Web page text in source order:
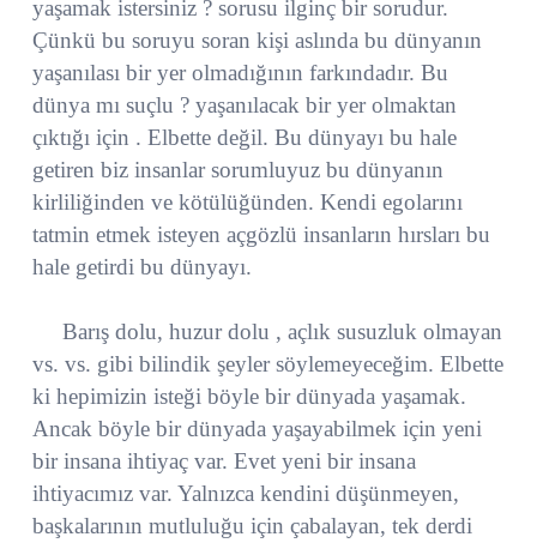
yaşamak istersiniz ? sorusu ilginç bir sorudur.
Çünkü bu soruyu soran kişi aslında bu dünyanın
yaşanılası bir yer olmadığının farkındadır. Bu
dünya mı suçlu ? yaşanılacak bir yer olmaktan
çıktığı için . Elbette değil. Bu dünyayı bu hale
getiren biz insanlar sorumluyuz bu dünyanın
kirliliğinden ve kötülüğünden. Kendi egolarını
tatmin etmek isteyen açgözlü insanların hırsları bu
hale getirdi bu dünyayı.
Barış dolu, huzur dolu , açlık susuzluk olmayan
vs. vs. gibi bilindik şeyler söylemeyeceğim. Elbette
ki hepimizin isteği böyle bir dünyada yaşamak.
Ancak böyle bir dünyada yaşayabilmek için yeni
bir insana ihtiyaç var. Evet yeni bir insana
ihtiyacımız var. Yalnızca kendini düşünmeyen,
başkalarının mutluluğu için çabalayan, tek derdi